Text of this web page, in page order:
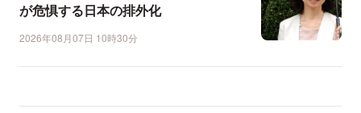
が危惧する日本の排外化
2026年08月07日 10時30分